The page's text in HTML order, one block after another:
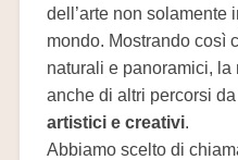
dell’arte non solamente
mondo. Mostrando così
naturali e panoramici, la
anche di altri percorsi
artistici e creativi.
Abbiamo scelto di